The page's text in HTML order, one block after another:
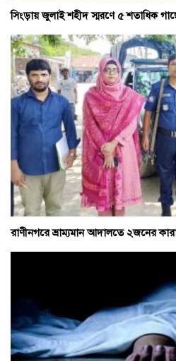
সিংড়ায় জুলাই শহীদ স্মরণে ৫ শতাধিক
রাণীনগরে ভ্রাম্যমান আদালতে ২জনের